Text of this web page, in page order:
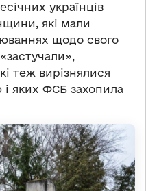
українців
які мали
щодо свого
теж вирізнялися
і яких ФСБ захопила